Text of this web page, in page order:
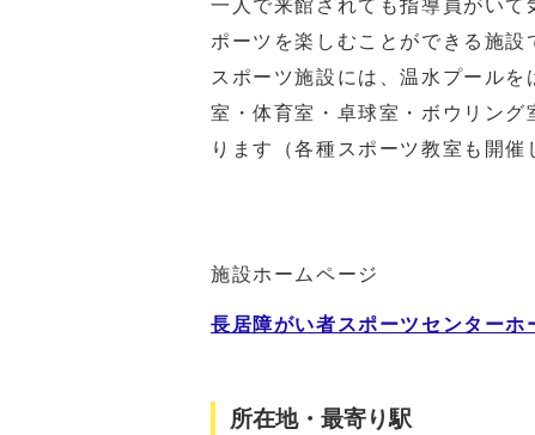
一人で来館されても指導員がいて
ポーツを楽しむことができる施設
スポーツ施設には、温水プールを
室・体育室・卓球室・ボウリング
ります（各種スポーツ教室も開催
施設ホームページ
長居障がい者スポーツセンターホ
所在地・最寄り駅